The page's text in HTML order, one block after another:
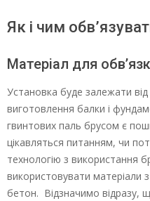
Як і чим
Матеріал для
Установка буде залежати
виготовлення балки і
гвинтових паль брусом є
цікавляться питанням, чи
технологію з використання
використовувати матеріали
бетон. Відзначимо відразу,